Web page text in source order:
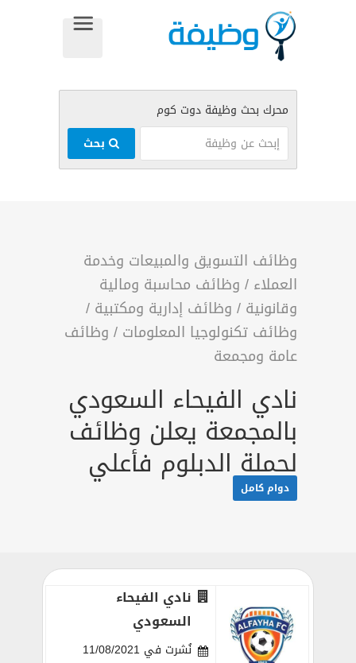
وظائف التسويق والمبيعات وخدمة
العملاء / وظائف محاسبة ومالية
وقانونية / وظائف إدارية ومكتبية /
وظائف تكنولوجيا المعلومات / وظائف
عامة ومجمعة
نادي الفيحاء السعودي
بالمجمعة يعلن وظائف
لحملة الدبلوم فأعلي
دوام كامل
نادي الفيحاء
السعودي
نُشرت في 11/08/2021